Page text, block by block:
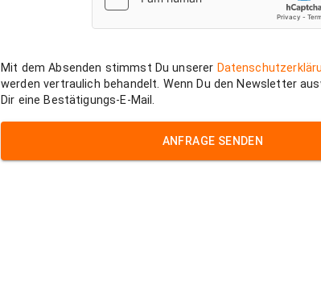
Mit dem Absenden stimmst Du unserer
werden vertraulich behandelt. Wenn Du den Newsletter
Dir eine Bestätigungs-E-Mail.
ANFRAGE SENDEN